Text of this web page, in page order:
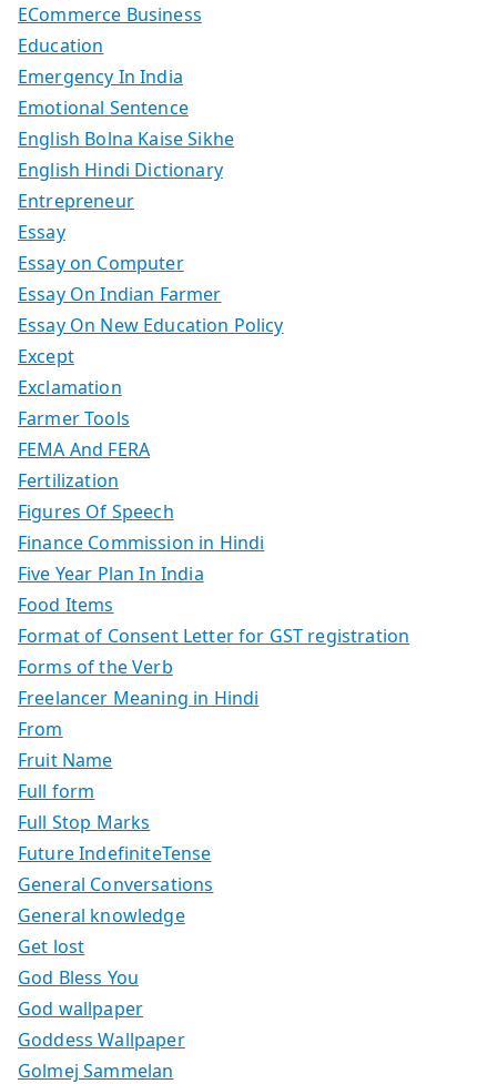
ECommerce Business
Education
Emergency In India
Emotional Sentence
English Bolna Kaise Sikhe
English Hindi Dictionary
Entrepreneur
Essay
Essay on Computer
Essay On Indian Farmer
Essay On New Education Policy
Except
Exclamation
Farmer Tools
FEMA And FERA
Fertilization
Figures Of Speech
Finance Commission in Hindi
Five Year Plan In India
Food Items
Format of Consent Letter for GST registration
Forms of the Verb
Freelancer Meaning in Hindi
From
Fruit Name
Full form
Full Stop Marks
Future IndefiniteTense
General Conversations
General knowledge
Get lost
God Bless You
God wallpaper
Goddess Wallpaper
Golmej Sammelan